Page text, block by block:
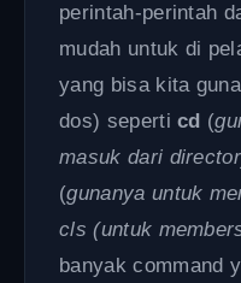
perintah-perintah
mudah untuk di
yang bisa kita
dos) seperti cd (
masuk dari
(gunanya untuk
cls (untuk
banyak command